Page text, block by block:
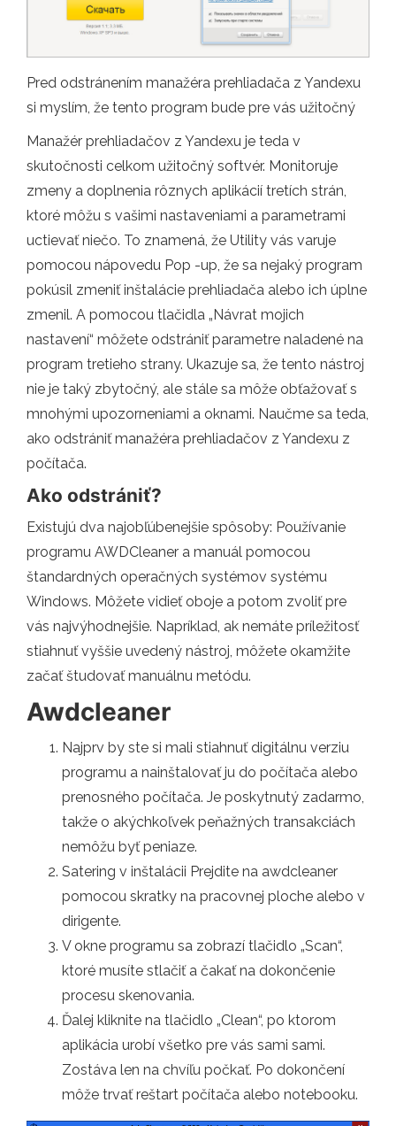
Pred odstránením manažéra prehliadača z Yandexu
si myslím, že tento program bude pre vás užitočný
Manažér prehliadačov z Yandexu je teda v
skutočnosti celkom užitočný softvér. Monitoruje
zmeny a doplnenia rôznych aplikácií tretích strán,
ktoré môžu s vašimi nastaveniami a parametrami
uctievať niečo. To znamená, že Utility vás varuje
pomocou nápovedu Pop -up, že sa nejaký program
pokúsil zmeniť inštalácie prehliadača alebo ich úplne
zmenil. A pomocou tlačidla „Návrat mojich
nastavení“ môžete odstrániť parametre naladené na
program tretieho strany. Ukazuje sa, že tento nástroj
nie je taký zbytočný, ale stále sa môže obťažovať s
mnohými upozorneniami a oknami. Naučme sa teda,
ako odstrániť manažéra prehliadačov z Yandexu z
počítača.
Ako odstrániť?
Existujú dva najobľúbenejšie spôsoby: Používanie
programu AWDCleaner a manuál pomocou
štandardných operačných systémov systému
Windows. Môžete vidieť oboje a potom zvoliť pre
vás najvýhodnejšie. Napríklad, ak nemáte príležitosť
stiahnuť vyššie uvedený nástroj, môžete okamžite
začať študovať manuálnu metódu.
Awdcleaner
Najprv by ste si mali stiahnuť digitálnu verziu
programu a nainštalovať ju do počítača alebo
prenosného počítača. Je poskytnutý zadarmo,
takže o akýchkoľvek peňažných transakciách
nemôžu byť peniaze.
Satering v inštalácii Prejdite na awdcleaner
pomocou skratky na pracovnej ploche alebo v
dirigente.
V okne programu sa zobrazí tlačidlo „Scan“,
ktoré musíte stlačiť a čakať na dokončenie
procesu skenovania.
Ďalej kliknite na tlačidlo „Clean“, po ktorom
aplikácia urobí všetko pre vás sami sami.
Zostáva len na chvíľu počkať. Po dokončení
môže trvať reštart počítača alebo notebooku.